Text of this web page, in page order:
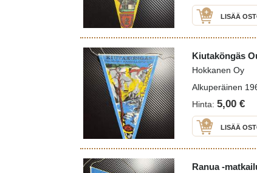
LISÄÄ
Kiutaköngäs
Hokkanen Oy
Alkuperäinen
Hinta: 5,00 €
LISÄÄ
Ranua -